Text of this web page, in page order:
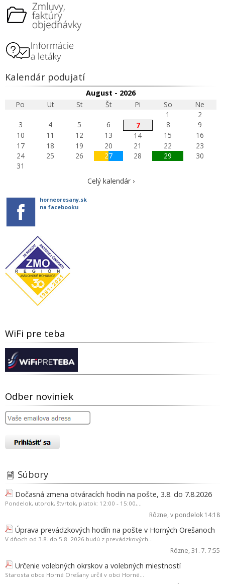
Kalendár podujatí
August - 2026
Po
Ut St Št Pi So
Ne
1
2
3
4 5 6 7 8
9
10
11 12 13 14 15
16
17
18 19 20 21 22
23
24
25 26 27 28 29
30
31
Celý kalendár ›
horneoresany.sk
na facebooku
WiFi pre teba
Odber noviniek
Súbory
Dočasná zmena otváracích hodín na pošte, 3.8. do 7.8.2026
Pondelok, utorok, štvrtok, piatok: 12:00 - 15:00,...
Rôzne, v pondelok 14:18
Úprava prevádzkových hodín na pošte v Horných Orešanoch
V dňoch od 3.8. do 5.8. 2026 budú z prevádzkových...
Rôzne, 31. 7. 7:55
Určenie volebných okrskov a volebných miestností
Starosta obce Horné Orešany určil v obci Horné...